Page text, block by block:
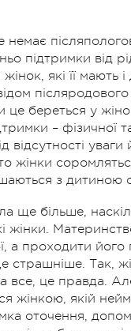
підтримки від
які її мають і
це береться у
– фізичної
відсутності
жінки
з дитиною
ще більше,
жінки.
а проходити його
страшніше. Так,
все, це правда.
жінкою, якій
оточення,